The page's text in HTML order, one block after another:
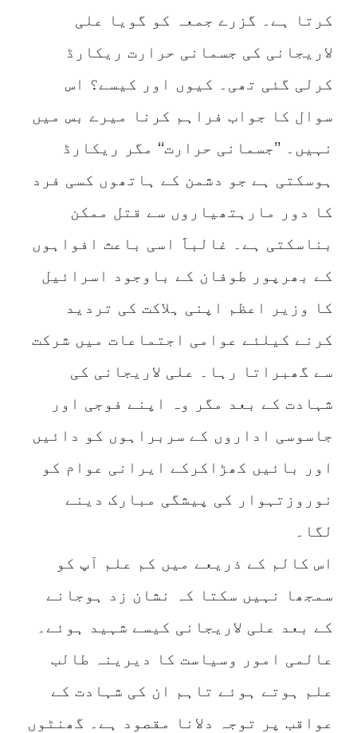
کرتا ہے۔ گزرے جمعہ کو گویا علی
لاریجانی کی جسمانی حرارت ریکارڈ
کرلی گئی تھی۔ کیوں اور کیسے؟ اس
سوال کا جواب فراہم کرنا میرے بس میں
نہیں۔ ’’جسمانی حرارت‘‘ مگر ریکارڈ
ہوسکتی ہے جو دشمن کے ہاتھوں کسی فرد
کا دور مارہتھیاروں سے قتل ممکن
بناسکتی ہے۔ غالباََ اسی باعث افواہوں
کے بھرپور طوفان کے باوجود اسرائیل
کا وزیر اعظم اپنی ہلاکت کی تردید
کرنے کیلئے عوامی اجتماعات میں شرکت
سے گھبراتا رہا۔ علی لاریجانی کی
شہادت کے بعد مگر وہ اپنے فوجی اور
جاسوسی اداروں کے سربراہوں کو دائیں
اور بائیں کھڑاکرکے ایرانی عوام کو
نوروزتہوار کی پیشگی مبارک دینے
لگا۔
اس کالم کے ذریعے میں کم علم آپ کو
سمجھا نہیں سکتا کہ نشان زد ہوجانے
کے بعد علی لاریجانی کیسے شہید ہوئے۔
عالمی امور وسیاست کا دیرینہ طالب
علم ہوتے ہوئے تاہم ان کی شہادت کے
عواقب پر توجہ دلانا مقصود ہے۔ گھنٹوں